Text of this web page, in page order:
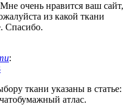
очень нравится ваш сайт,
из какой ткани
Спасибо.
:
ткани указаны в статье:
атлас.